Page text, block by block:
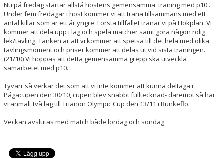
Nu på fredag startar allstå höstens gemensamma träning med p10 .
Under fem fredagar i höst kommer vi att träna tillsammans med ett
antal killar som är ett år yngre. Första tillfället tränar vi på Hökplan. Vi
kommer att dela upp i lag och spela matcher samt göra någon rolig
lek/tävling. Tanken är att vi kommer att spetsa till det hela med olika
tävlingsmoment och priser kommer att delas ut vid sista träningen.
(21/10) Vi hoppas att detta gemensamma grepp ska utveckla
samarbetet med p10.
Tyvärr så verkar det som att vi inte kommer att kunna deltaga i
Pågacupen den 30/10, cupen blev snabbt fulltecknad- däremot så har
vi anmält två lag till Trianon Olympic Cup den 13/11 i Bunkeflo.
Veckan avslutas med match både lördag och söndag.